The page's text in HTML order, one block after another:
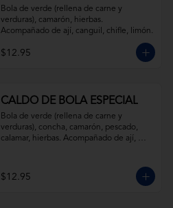
Bola de verde (rellena de carne y
verduras), camarón, hierbas.
Acompañado de ají, canguil, chifle, limón.
$12.95
CALDO DE BOLA ESPECIAL
Bola de verde (rellena de carne y
verduras), concha, camarón, pescado,
calamar, hierbas. Acompañado de ají,
$12.95